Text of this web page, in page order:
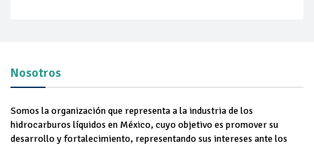
Nosotros
Somos la organización que representa a la industria de los
hidrocarburos líquidos en México, cuyo objetivo es promover su
desarrollo y fortalecimiento, representando sus intereses ante los